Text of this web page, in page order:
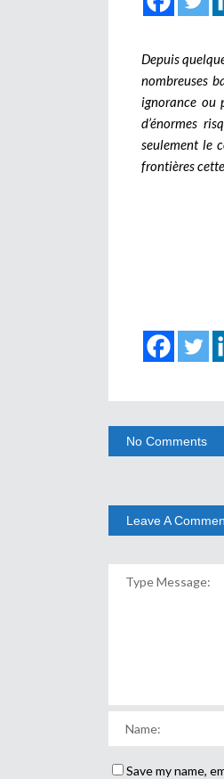
Depuis
nombreuses
ignorance ou
d’énormes
seulement le
frontières
No Comments
Leave A
Save my name,